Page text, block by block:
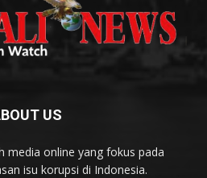
US
media online yang fokus pada
isu korupsi di Indonesia.